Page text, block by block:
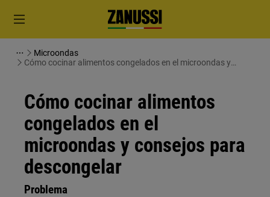
Microondas
Cómo cocinar alimentos congelados en el microondas y
Cómo cocinar alimentos
congelados en el
microondas y consejos para
descongelar
Problema